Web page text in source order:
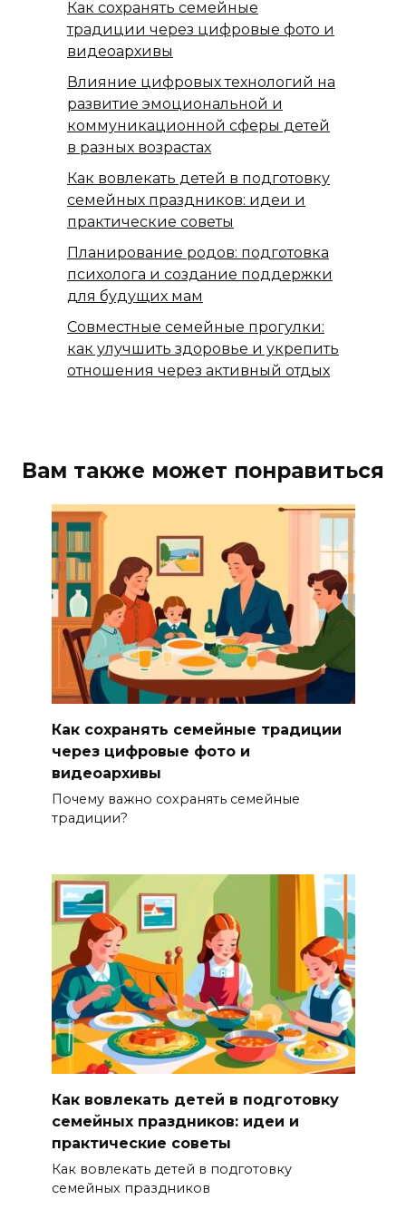
Как сохранять семейные
традиции через цифровые фото и
видеоархивы
Влияние цифровых технологий на
развитие эмоциональной и
коммуникационной сферы детей
в разных возрастах
Как вовлекать детей в подготовку
семейных праздников: идеи и
практические советы
Планирование родов: подготовка
психолога и создание поддержки
для будущих мам
Совместные семейные прогулки:
как улучшить здоровье и укрепить
отношения через активный отдых
Вам также может понравиться
Как сохранять семейные традиции
через цифровые фото и
видеоархивы
Почему важно сохранять семейные
традиции?
Как вовлекать детей в подготовку
семейных праздников: идеи и
практические советы
Как вовлекать детей в подготовку
семейных праздников